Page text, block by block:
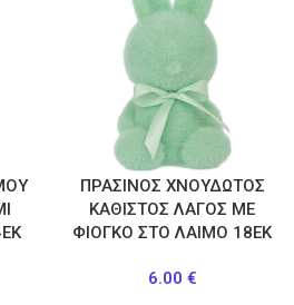
ΠΡΑΣΙΝΟΣ ΧΝΟΥΔΩΤΟΣ
ΚΑΘΙΣΤΟΣ ΛΑΓΟΣ ΜΕ
ΦΙΟΓΚΟ ΣΤΟ ΛΑΙΜΟ 18ΕΚ
6.00 €